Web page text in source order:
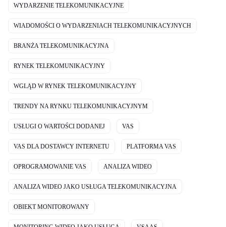
WYDARZENIE TELEKOMUNIKACYJNE
WIADOMOŚCI O WYDARZENIACH TELEKOMUNIKACYJNYCH
BRANŻA TELEKOMUNIKACYJNA
RYNEK TELEKOMUNIKACYJNY
WGLĄD W RYNEK TELEKOMUNIKACYJNY
TRENDY NA RYNKU TELEKOMUNIKACYJNYM
USŁUGI O WARTOŚCI DODANEJ VAS
VAS DLA DOSTAWCY INTERNETU PLATFORMA VAS
OPROGRAMOWANIE VAS ANALIZA WIDEO
ANALIZA WIDEO JAKO USŁUGA TELEKOMUNIKACYJNA
OBIEKT MONITOROWANY